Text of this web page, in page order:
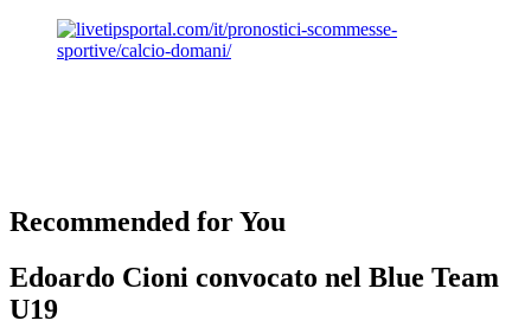
Recommended for You
Edoardo Cioni convocato nel Blue Team
U19